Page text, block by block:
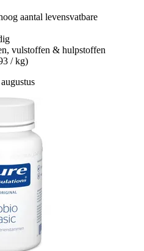
aantal levensvatbare
vulstoffen & hulpstoffen
/ kg)